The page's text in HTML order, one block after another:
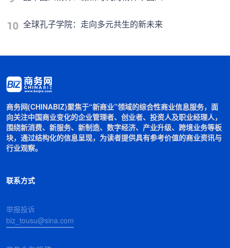
全球孔子学院：走向多元共生的新未来
商务网(CHINABIZ)聚焦于“新商业”领域的综合性商业信息服务，面
向关注中国商业变化的企业管理者、创业者、投资人及职业经理人，
围绕新消费、新服务、新制造、数字经济、产业升级、跨境业务等板
块，通过结构化的信息呈现，为读者提供具有参考价值的商业资讯与
行业观察。
联系方式
举报投诉
biz_tousu@sina.com